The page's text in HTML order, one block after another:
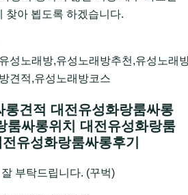
찾아 뵙도록 하겠습니다.
성노래방,유성노래방추천,유성노래
견적,유성노래방코스
롱견적 대전유성화랑룸싸롱
룸싸롱위치 대전유성화랑룸
유성화랑룸싸롱후기
부탁드립니다. (꾸벅)